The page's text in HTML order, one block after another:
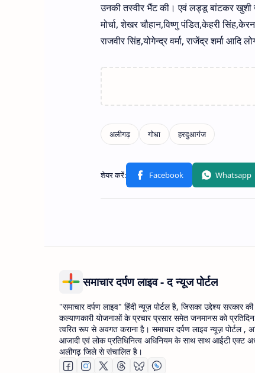
उनकी तस्वीर भैंट की। एवं लड्डू बांटकर खुशी
मोर्चा, शेखर चौहान,विष्णु पंडित,केहरी
राजवीर सिंह,योगेन्द्र वर्मा, राजेंद्र शर्मा आदि
समाचार दर्पण लाइव - द न्यूज पोर्टल
"समाचार दर्पण लाइव" हिंदी न्यूज़ पोर्टल है, जिसका उद्देश्य सरकार
कल्याणकारी योजनाओं के प्रचार प्रसार समेत जनमानस को
त्वरित रूप से अवगत कराना है। समाचार दर्पण लाइव न्यूज़ पोर्टल ,
आजादी एवं लोक प्रतिधिनित्व अधिनियम के साथ साथ आईटी एक्ट
अलीगढ़ जिले से संचालित है।